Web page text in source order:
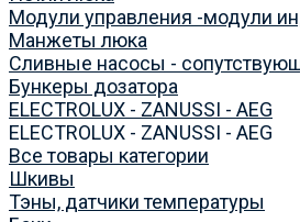
Модули управления -модули
Манжеты люка
Сливные насосы -
Бункеры дозатора
ELECTROLUX - ZANUSSI - AEG
ELECTROLUX - ZANUSSI - AEG
Все товары категории
Шкивы
Тэны, датчики температуры